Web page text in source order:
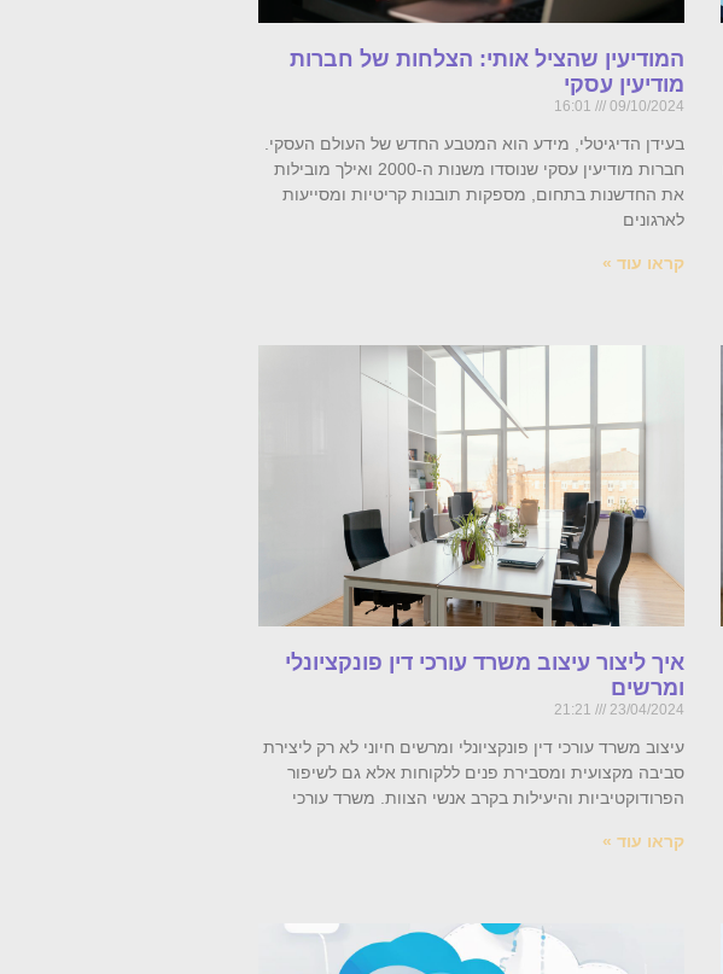
המודיעין שהציל אותי: הצלחות של חברות
מודיעין עסקי
09/10/2024
16:01
בעידן הדיגיטלי, מידע הוא המטבע החדש של העולם העסקי.
חברות מודיעין עסקי שנוסדו משנות ה-2000 ואילך מובילות
את החדשנות בתחום, מספקות תובנות קריטיות ומסייעות
לארגונים
קראו עוד »
איך ליצור עיצוב משרד עורכי דין פונקציונלי
ומרשים
23/04/2024
21:21
עיצוב משרד עורכי דין פונקציונלי ומרשים חיוני לא רק ליצירת
סביבה מקצועית ומסבירת פנים ללקוחות אלא גם לשיפור
הפרודוקטיביות והיעילות בקרב אנשי הצוות. משרד עורכי
קראו עוד »